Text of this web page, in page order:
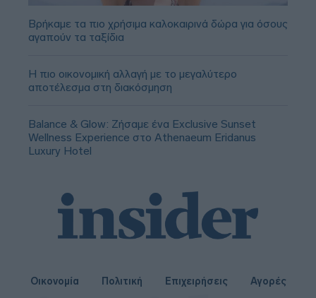
Βρήκαμε τα πιο χρήσιμα καλοκαιρινά δώρα για όσους
αγαπούν τα ταξίδια
Η πιο οικονομική αλλαγή με το μεγαλύτερο
αποτέλεσμα στη διακόσμηση
Balance & Glow: Ζήσαμε ένα Exclusive Sunset
Wellness Experience στο Athenaeum Eridanus
Luxury Hotel
Οικονομία Πολιτική Επιχειρήσεις
Αγορές